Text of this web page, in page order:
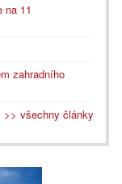
na 11
zahradního
>> všechny články